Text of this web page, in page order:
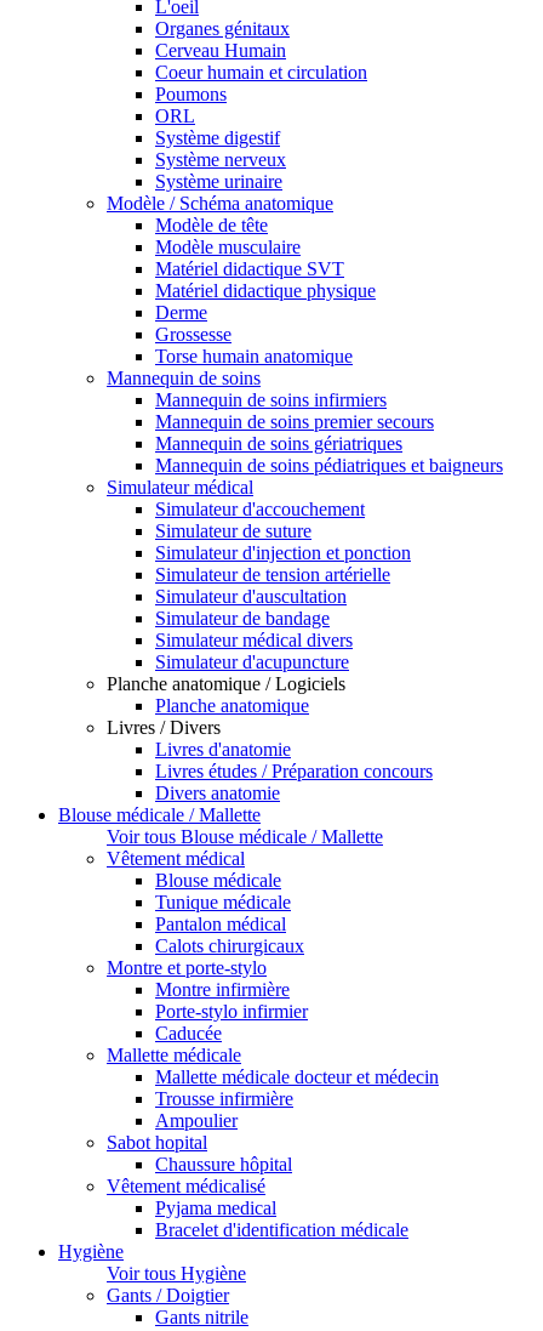
L'oeil
Organes génitaux
Cerveau Humain
Coeur humain et circulation
Poumons
ORL
Système digestif
Système nerveux
Système urinaire
Modèle / Schéma anatomique
Modèle de tête
Modèle musculaire
Matériel didactique SVT
Matériel didactique physique
Derme
Grossesse
Torse humain anatomique
Mannequin de soins
Mannequin de soins infirmiers
Mannequin de soins premier secours
Mannequin de soins gériatriques
Mannequin de soins pédiatriques et baigneurs
Simulateur médical
Simulateur d'accouchement
Simulateur de suture
Simulateur d'injection et ponction
Simulateur de tension artérielle
Simulateur d'auscultation
Simulateur de bandage
Simulateur médical divers
Simulateur d'acupuncture
Planche anatomique / Logiciels
Planche anatomique
Livres / Divers
Livres d'anatomie
Livres études / Préparation concours
Divers anatomie
Blouse médicale / Mallette
Voir tous Blouse médicale / Mallette
Vêtement médical
Blouse médicale
Tunique médicale
Pantalon médical
Calots chirurgicaux
Montre et porte-stylo
Montre infirmière
Porte-stylo infirmier
Caducée
Mallette médicale
Mallette médicale docteur et médecin
Trousse infirmière
Ampoulier
Sabot hopital
Chaussure hôpital
Vêtement médicalisé
Pyjama medical
Bracelet d'identification médicale
Hygiène
Voir tous Hygiène
Gants / Doigtier
Gants nitrile